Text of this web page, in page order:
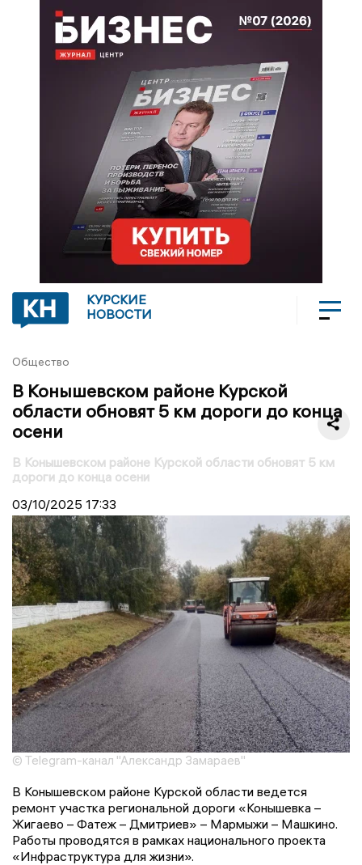
КУРСКИЕ
НОВОСТИ
Общество
В Конышевском районе Курской
области обновят 5 км дороги до конца
осени
В Конышевском районе Курской области обновят 5 км
дороги до конца осени
03/10/2025 17:33
© Telegram-канал "Александр Замараев"
В Конышевском районе Курской области ведется
ремонт участка региональной дороги «Конышевка –
Жигаево – Фатеж – Дмитриев» – Мармыжи – Машкино.
Работы проводятся в рамках национального проекта
«Инфраструктура для жизни».